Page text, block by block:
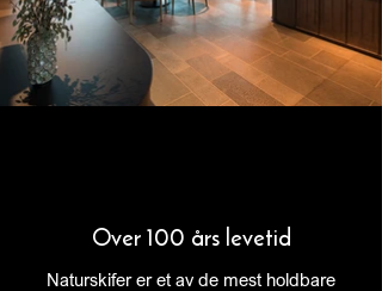
Over 100 års levetid
Naturskifer er et av de mest holdbare